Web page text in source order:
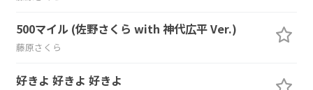
500マイル (佐野さくら with 神代広平 Ver.)
藤原さくら
好きよ 好きよ 好きよ